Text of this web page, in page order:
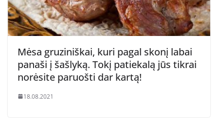
Mėsa gruziniškai, kuri pagal skonį labai
panaši į šašlyką. Tokį patiekalą jūs tikrai
norėsite paruošti dar kartą!
18.08.2021